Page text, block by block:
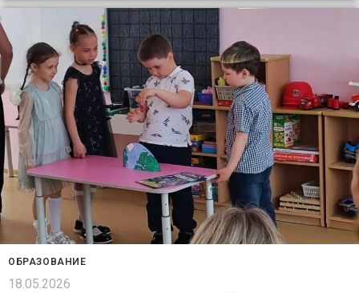
ОБРАЗОВАНИЕ
18.05.2026